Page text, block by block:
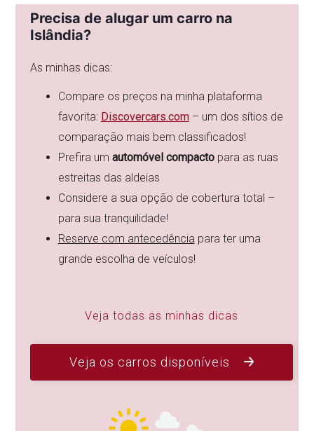
Precisa de alugar um carro na
Islândia?
As minhas dicas:
Compare os preços na minha plataforma
favorita: Discovercars.com – um dos sítios de
comparação mais bem classificados!
Prefira um automóvel compactopara as ruas
estreitas das aldeias
Considere a sua opção de cobertura total –
para sua tranquilidade!
Reserve com antecedênciapara ter uma
grande escolha de veículos!
Veja todas as minhas dicas
Veja os carros disponíveis